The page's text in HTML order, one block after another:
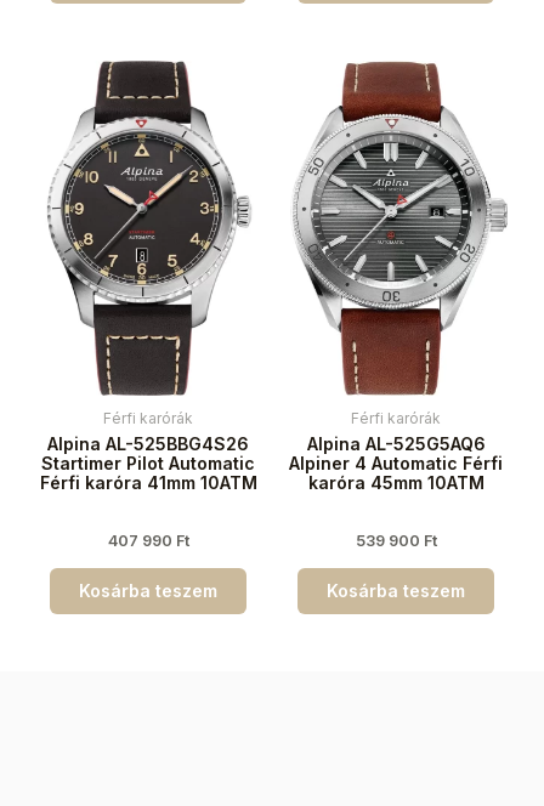
Férfi karórák
Alpina AL-525BBG4S26
Startimer Pilot Automatic
Férfi karóra 41mm 10ATM
407 990 Ft
Kosárba teszem
Férfi karórák
Alpina AL-525G5AQ6
Alpiner 4 Automatic Férfi
karóra 45mm 10ATM
539 900 Ft
Kosárba teszem